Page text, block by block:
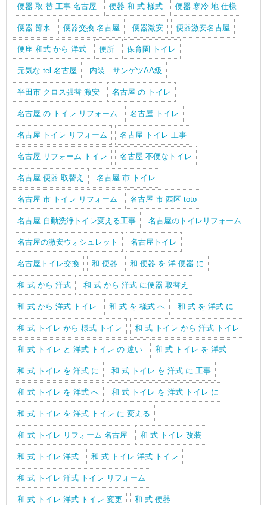
便器 取 替 工事 名古屋 便器 和 式 様式 便器 寒冷 地 仕様
便器 節水 便器交換 名古屋 便器激安 便器激安名古屋
便座 和式 から 洋式 便所 保育園 トイレ
元気な tel 名古屋 内装 サンゲツAA級
半田市 クロス張替 激安 名古屋 の トイレ
名古屋 の トイレ リフォーム 名古屋 トイレ
名古屋 トイレ リフォーム 名古屋 トイレ 工事
名古屋 リフォーム トイレ 名古屋 不便なトイレ
名古屋 便器 取替え 名古屋 市 トイレ
名古屋 市 トイレ リフォーム 名古屋 市 西区 toto
名古屋 自動洗浄トイレ変える工事 名古屋のトイレリフォーム
名古屋の激安ウォシュレット 名古屋トイレ
名古屋トイレ交換 和 便器 和 便器 を 洋 便器 に
和 式 から 洋式 和 式 から 洋式 に便器 取替え
和 式 から 洋式 トイレ 和 式 を 様式 へ 和 式 を 洋式 に
和 式 トイレ から 様式 トイレ 和 式 トイレ から 洋式 トイレ
和 式 トイレ と 洋式 トイレ の 違い 和 式 トイレ を 洋式
和 式 トイレ を 洋式 に 和 式 トイレ を 洋式 に 工事
和 式 トイレ を 洋式 へ 和 式 トイレ を 洋式 トイレ に
和 式 トイレ を 洋式 トイレ に 変える
和 式 トイレ リフォーム 名古屋 和 式 トイレ 改装
和 式 トイレ 洋式 和 式 トイレ 洋式 トイレ
和 式 トイレ 洋式 トイレ リフォーム
和 式 トイレ 洋式 トイレ 変更 和 式 便器